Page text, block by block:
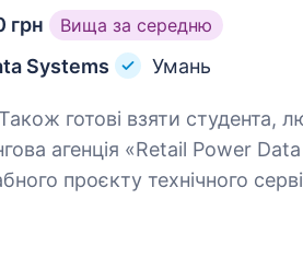
грн Вища за середню
Systems Умань
готові взяти студента,
агенція «Retail Power
проєкту технічного